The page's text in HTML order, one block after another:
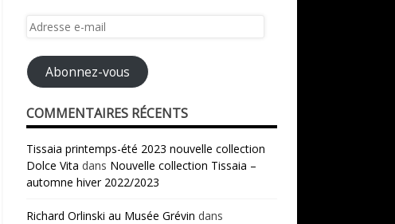
Adresse
mail
Abonnez-vous
COMMENTAIRES RÉCENTS
Tissaia printemps-été 2023 nouvelle collection
Dolce Vita dans Nouvelle collection Tissaia –
automne hiver 2022/2023
Richard Orlinski au Musée Grévin dans